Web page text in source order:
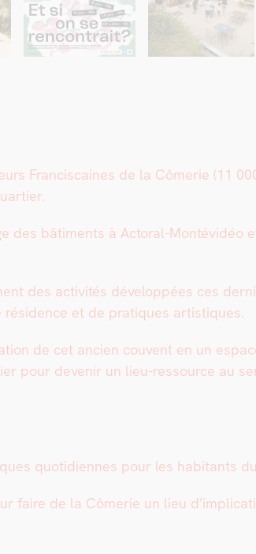
Fran­cis­caines de la Cômerie (11
des bâti­ments à Actoral-Mon­tévidéo
des activ­ités dévelop­pées ces
et de pra­tiques artis­tiques.
de cet ancien cou­vent en un
pour devenir un lieu-ressource au
quo­ti­di­ennes pour les habi­tants
faire de la Cômerie un lieu